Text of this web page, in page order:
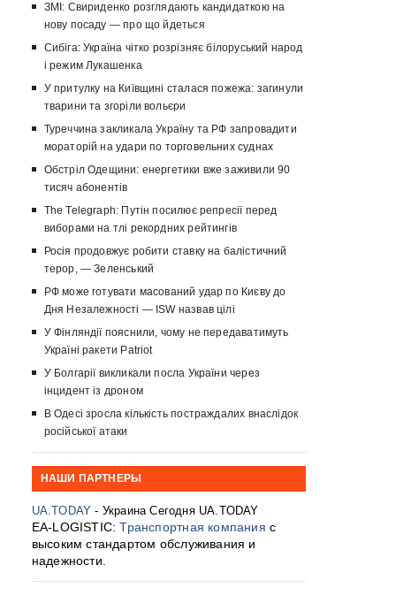
ЗМІ: Свириденко розглядають кандидаткою на
нову посаду — про що йдеться
Сибіга: Україна чітко розрізняє білоруський народ
і режим Лукашенка
У притулку на Київщині сталася пожежа: загинули
тварини та згоріли вольєри
Туреччина закликала Україну та РФ запровадити
мораторій на удари по торговельних суднах
Обстріл Одещини: енергетики вже заживили 90
тисяч абонентів
The Telegraph: Путін посилює репресії перед
виборами на тлі рекордних рейтингів
Росія продовжує робити ставку на балістичний
терор, — Зеленський
РФ може готувати масований удар по Києву до
Дня Незалежності — ISW назвав цілі
У Фінляндії пояснили, чому не передаватимуть
Україні ракети Patriot
У Болгарії викликали посла України через
інцидент із дроном
В Одесі зросла кількість постраждалих внаслідок
російської атаки
НАШИ ПАРТНЕРЫ
UA.TODAY - Украина Сегодня UA.TODAY
EA-LOGISTIC:Транспортная компания с
высоким стандартом обслуживания и
надежности.